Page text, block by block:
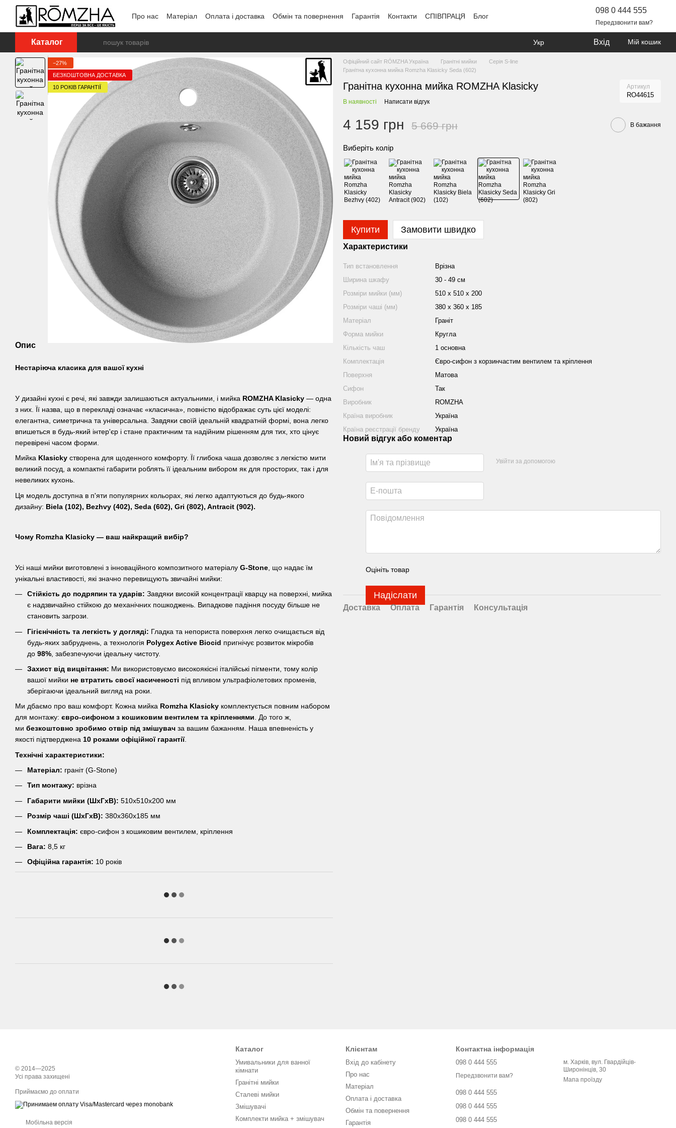
Перейти до основного контенту
Про нас
Матеріал Оплата і доставка Обмін та повернення Гарантія Контакти СПІВПРАЦЯ Блог
098 0 444 555
Передзвонити вам?
Каталог Укр Вхід Мій кошик
−27%
БЕЗКОШТОВНА ДОСТАВКА
10 РОКІВ ГАРАНТІЇ
Опис
Нестаріюча класика для вашої кухні
У дизайні кухні є речі, які завжди залишаються актуальними, і мийка ROMZHA Klasicky — одна
з них. Її назва, що в перекладі означає «класична», повністю відображає суть цієї моделі:
елегантна, симетрична та універсальна. Завдяки своїй ідеальній квадратній формі, вона легко
впишеться в будь-який інтер'єр і стане практичним та надійним рішенням для тих, хто цінує
перевірені часом форми.
Мийка Klasicky створена для щоденного комфорту. Її глибока чаша дозволяє з легкістю мити
великий посуд, а компактні габарити роблять її ідеальним вибором як для просторих, так і для
невеликих кухонь.
Ця модель доступна в п'яти популярних кольорах, які легко адаптуються до будь-якого
дизайну: Biela (102), Bezhvy (402), Seda (602), Gri (802), Antracit (902).
Чому Romzha Klasicky — ваш найкращий вибір?
Усі наші мийки виготовлені з інноваційного композитного матеріалу G-Stone , що надає їм
унікальні властивості, які значно перевищують звичайні мийки:
Стійкість до подряпин та ударів: Завдяки високій концентрації кварцу на поверхні, мийка
є надзвичайно стійкою до механічних пошкоджень. Випадкове падіння посуду більше не
становить загрози.
Гігієнічність та легкість у догляді: Гладка та непориста поверхня легко очищається від
будь-яких забруднень, а технологія Polygex Active Biocid пригнічує розвиток мікробів
до 98% , забезпечуючи ідеальну чистоту.
Захист від вицвітання: Ми використовуємо високоякісні італійські пігменти, тому колір
вашої мийки не втратить своєї насиченості під впливом ультрафіолетових променів,
зберігаючи ідеальний вигляд на роки.
Ми дбаємо про ваш комфорт. Кожна мийка Romzha Klasicky комплектується повним набором
для монтажу: євро-сифоном з кошиковим вентилем та кріпленнями. До того ж,
ми безкоштовно зробимо отвір під змішувач за вашим бажанням. Наша впевненість у
якості підтверджена 10 роками офіційної гарантії.
Технічні характеристики:
Матеріал: граніт (G-Stone)
Тип монтажу: врізна
Габарити мийки (ШхГхВ): 510х510х200 мм
Розмір чаші (ШхГхВ): 380х360х185 мм
Комплектація: євро-сифон з кошиковим вентилем, кріплення
Вага: 8,5 кг
Офіційна гарантія: 10 років
Офіційний сайт RÓMZHA Україна Гранітні мийки
Серія S-line
Гранітна кухонна мийка Romzha Klasicky Seda (602)
Гранітна кухонна мийка ROMZHA Klasicky Артикул
RO44615
В наявності Написати відгук
4 159 грн 5 669 грн В бажання
Виберіть колір
Купити Замовити швидко
Характеристики
Тип встановлення
Врізна
Ширина шкафу
30 - 49 см
Розміри мийки (мм)
510 х 510 х 200
Розміри чаші (мм)
380 х 360 х 185
Матеріал
Граніт
Форма мийки
Кругла
Кількість чаш
1 основна
Комплектація
Євро-сифон з корзинчастим вентилем та кріплення
Поверхня
Матова
Сифон
Так
Виробник
ROMZHA
Країна виробник
Україна
Країна реєстрації бренду
Україна
Новий відгук або коментар
Увійти за допомогою
Оцініть товар
Надіслати
Доставка Оплата Гарантія Консультація
© 2014—2025
Усі права захищені
Приймаємо до оплати
Мобільна версія
Каталог
Умивальники для ванної
кімнати
Гранітні мийки
Сталеві мийки
Змішувачі
Комплекти мийка + змішувач
Клієнтам
Вхід до кабінету
Про нас
Матеріал
Оплата і доставка
Обмін та повернення
Гарантія
Контактна інформація
098 0 444 555
Передзвонити вам?
098 0 444 555
098 0 444 555
098 0 444 555
м. Харків, вул. Гвардійців-
Широнінців, 30
Мапа проїзду